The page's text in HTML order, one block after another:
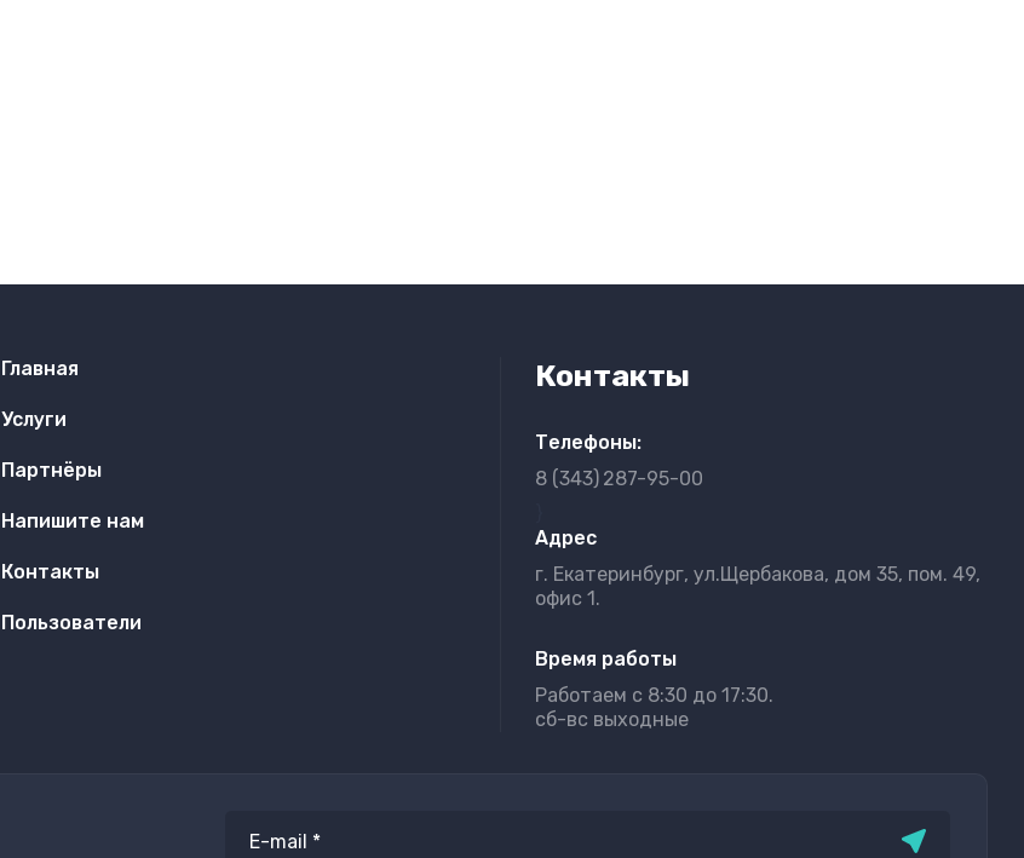
Главная
Услуги
Партнёры
Напишите нам
Контакты
Пользователи
Контакты
Телефоны:
8 (343) 287-95-00
Адрес
г. Екатеринбург, ул.Щербакова, дом 35, пом. 49,
офис 1.
Время работы
Работаем с 8:30 до 17:30.
сб-вс выходные